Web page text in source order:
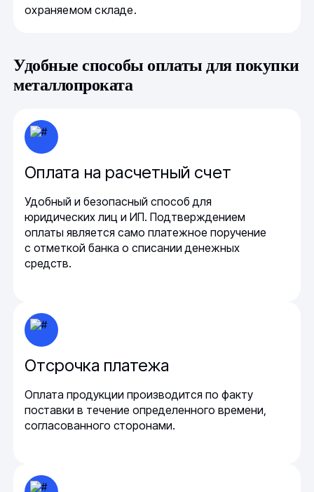
охраняемом складе.
Удобные способы оплаты для покупки
металлопроката
Оплата на расчетный счет
Удобный и безопасный способ для
юридических лиц и ИП. Подтверждением
оплаты является само платежное поручение
с отметкой банка о списании денежных
средств.
Отсрочка платежа
Оплата продукции производится по факту
поставки в течение определенного времени,
согласованного сторонами.